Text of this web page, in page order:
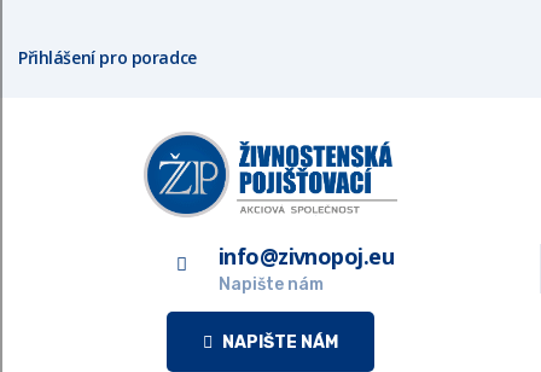
Přihlášení pro poradce
info@zivnopoj.eu
Napište nám
NAPIŠTE NÁM